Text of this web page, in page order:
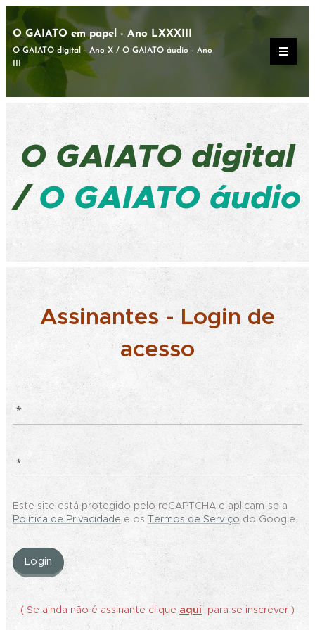
O GAIATO em papel - Ano LXXXIII
O GAIATO digital - Ano X / O GAIATO áudio - Ano
O GAIATOdigital
/O GAIATO áudio
Assinantes - Login de
acesso
Este site está protegido pelo reCAPTCHA e aplicam-se a
Política de Privacidade e os Termos de Serviço do Google.
Login
( Se ainda não é assinante clique aquipara se inscrever )